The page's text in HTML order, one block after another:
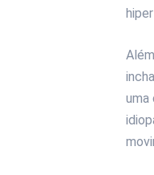
uma